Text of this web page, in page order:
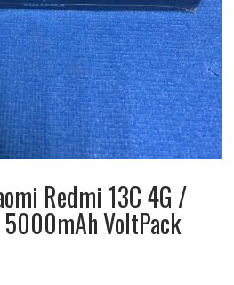
Redmi 13C 4G /
5000mAh VoltPack